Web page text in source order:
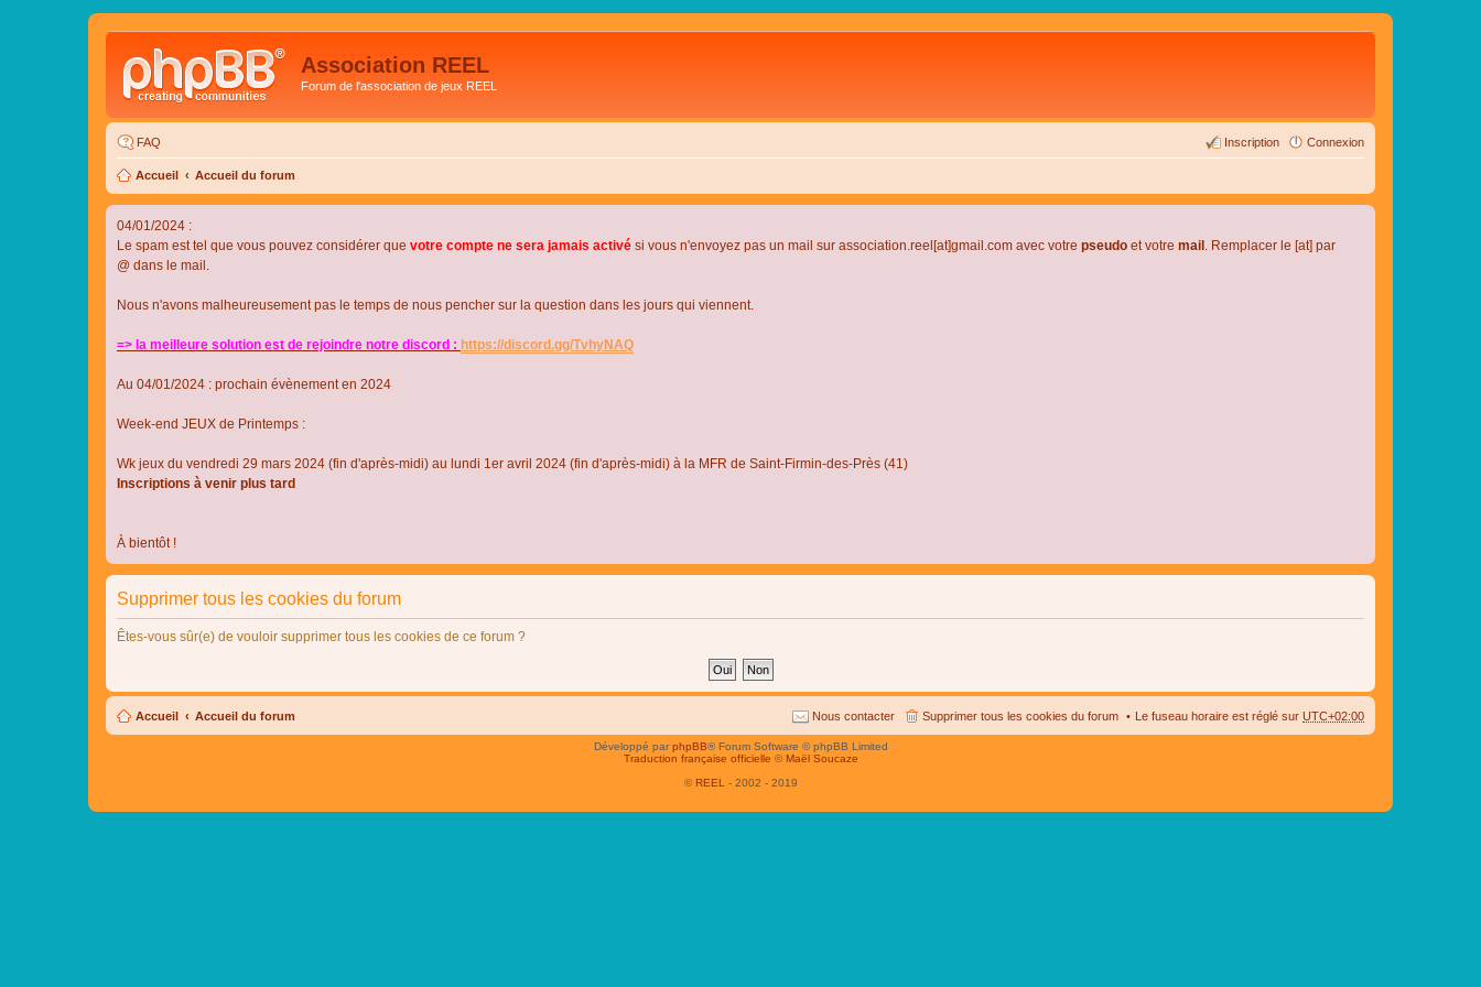
Association REEL
Forum de l'association de jeux REEL
FAQ Connexion
Inscription
Accueil Accueil du forum
04/01/2024 :
Le spam est tel que vous pouvez considérer que votre compte ne sera jamais activé si vous n'envoyez pas un mail sur association.reel[at]gmail.com avec votre pseudo et votre mail . Remplacer le [at] par
@ dans le mail.
Nous n'avons malheureusement pas le temps de nous pencher sur la question dans les jours qui viennent.
=> la meilleure solution est de rejoindre notre discord : https://discord.gg/TvhyNAQ
Au 04/01/2024 : prochain évènement en 2024
Week-end JEUX de Printemps :
Wk jeux du vendredi 29 mars 2024 (fin d'après-midi) au lundi 1er avril 2024 (fin d'après-midi) à la MFR de Saint-Firmin-des-Près (41)
Inscriptions à venir plus tard
À bientôt !
Supprimer tous les cookies du forum
Êtes-vous sûr(e) de vouloir supprimer tous les cookies de ce forum ?
Accueil Accueil du forum Le fuseau horaire est réglé sur UTC+02:00
Supprimer tous les cookies du forum
Nous contacter
Développé parphpBB® Forum Software © phpBB Limited
Traduction française officielle © Maël Soucaze
© REEL - 2002 - 2019